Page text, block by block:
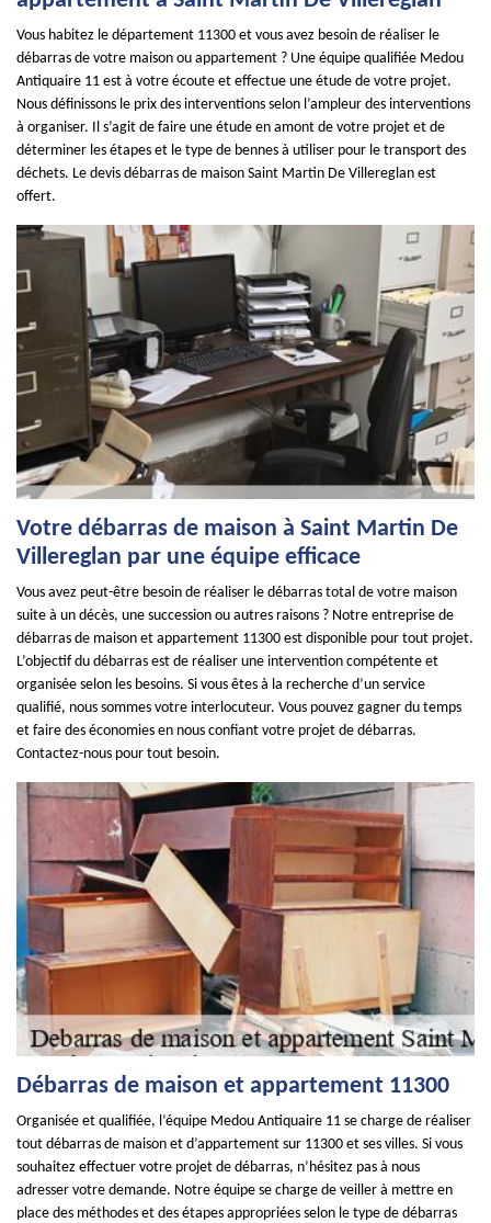
Vous habitez le département 11300 et vous avez besoin de réaliser le
débarras de votre maison ou appartement ? Une équipe qualifiée Medou
Antiquaire 11 est à votre écoute et effectue une étude de votre projet.
Nous définissons le prix des interventions selon l’ampleur des interventions
à organiser. Il s’agit de faire une étude en amont de votre projet et de
déterminer les étapes et le type de bennes à utiliser pour le transport des
déchets. Le devis débarras de maison Saint Martin De Villereglan est
offert.
Votre débarras de maison à Saint Martin De
Villereglan par une équipe efficace
Vous avez peut-être besoin de réaliser le débarras total de votre maison
suite à un décès, une succession ou autres raisons ? Notre entreprise de
débarras de maison et appartement 11300 est disponible pour tout projet.
L’objectif du débarras est de réaliser une intervention compétente et
organisée selon les besoins. Si vous êtes à la recherche d’un service
qualifié, nous sommes votre interlocuteur. Vous pouvez gagner du temps
et faire des économies en nous confiant votre projet de débarras.
Contactez-nous pour tout besoin.
Débarras de maison et appartement 11300
Organisée et qualifiée, l’équipe Medou Antiquaire 11 se charge de réaliser
tout débarras de maison et d’appartement sur 11300 et ses villes. Si vous
souhaitez effectuer votre projet de débarras, n’hésitez pas à nous
adresser votre demande. Notre équipe se charge de veiller à mettre en
place des méthodes et des étapes appropriées selon le type de débarras